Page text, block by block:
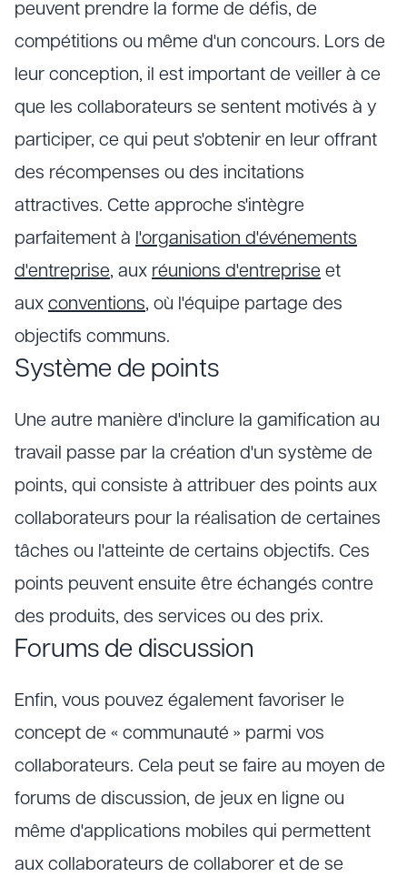
peuvent prendre la forme de défis, de
compétitions ou même d'un concours. Lors de
leur conception, il est important de veiller à ce
que les collaborateurs se sentent motivés à y
participer, ce qui peut s'obtenir en leur offrant
des récompenses ou des incitations
attractives. Cette approche s'intègre
parfaitement à l'organisation d'événements
d'entreprise, aux réunions d'entreprise et
aux conventions, où l'équipe partage des
objectifs communs.
Système de points
Une autre manière d'inclure la gamification au
travail passe par la création d'un système de
points, qui consiste à attribuer des points aux
collaborateurs pour la réalisation de certaines
tâches ou l'atteinte de certains objectifs. Ces
points peuvent ensuite être échangés contre
des produits, des services ou des prix.
Forums de discussion
Enfin, vous pouvez également favoriser le
concept de « communauté » parmi vos
collaborateurs. Cela peut se faire au moyen de
forums de discussion, de jeux en ligne ou
même d'applications mobiles qui permettent
aux collaborateurs de collaborer et de se